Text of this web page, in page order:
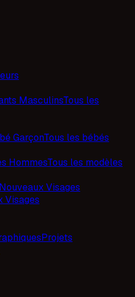
MasculinsTous les
GarçonTous les bébés
HommesTous les modèles
Nouveaux Visages
Visages
Projets